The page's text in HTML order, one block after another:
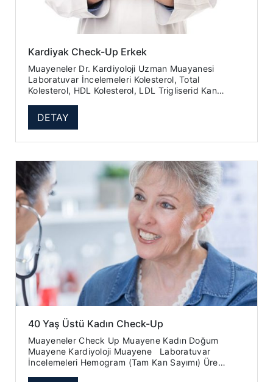
Kardiyak Check-Up Erkek
Muayeneler Dr. Kardiyoloji Uzman Muayanesi
Laboratuvar İncelemeleri Kolesterol, Total
Kolesterol, HDL Kolesterol, LDL Trigliserid Kan
DETAY
40 Yaş Üstü Kadın Check-Up
Muayeneler Check Up Muayene Kadın Doğum
Muayene Kardiyoloji Muayene Laboratuvar
İncelemeleri Hemogram (Tam Kan Sayımı) Üre